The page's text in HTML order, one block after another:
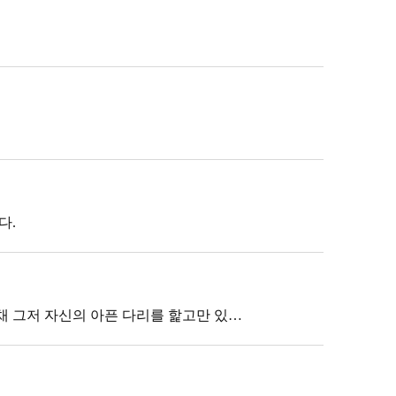
.
그저 자신의 아픈 다리를 핥고만 있…